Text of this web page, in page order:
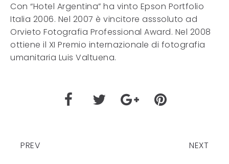
Con “Hotel Argentina” ha vinto Epson Portfolio
Italia 2006. Nel 2007 è vincitore asssoluto ad
Orvieto Fotografia Professional Award. Nel 2008
ottiene il XI Premio internazionale di fotografia
umanitaria Luis Valtuena.
PREV NEXT